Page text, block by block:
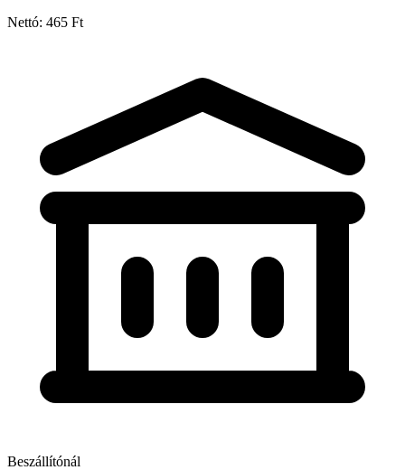
Nettó: 465 Ft
Beszállítónál